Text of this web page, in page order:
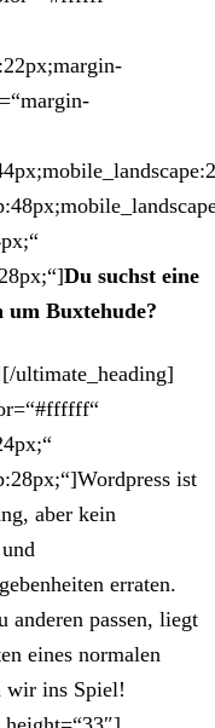
Du suchst eine
um Buxtehude?
ultimate_heading]
ist
aber kein
erraten.
anderen passen, liegt
eines normalen
wir ins Spiel!